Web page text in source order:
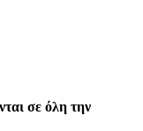
σε όλη την